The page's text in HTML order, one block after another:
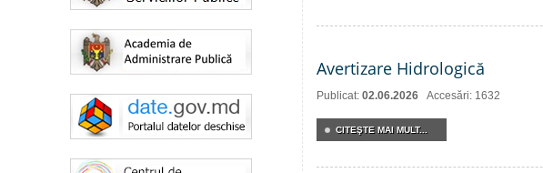
Avertizare Hidrologică
Publicat: 02.06.2026 Accesări: 1632
CITEŞTE MAI MULT...